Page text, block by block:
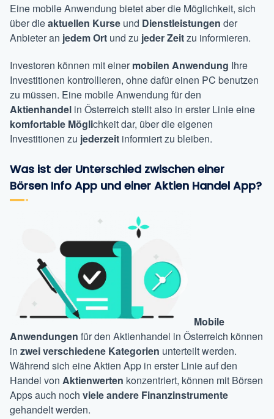
Eine mobile Anwendung bietet aber die Möglichkeit, sich
über dieaktuellen Kurse und Dienstleistungen der
Anbieter an jedem Ort und zu jeder Zeitzu informieren.
Investoren können mit einermobilen Anwendung Ihre
Investitionen kontrollieren, ohne dafür einen PC benutzen
zu müssen. Eine mobile Anwendung für den
Aktienhandel in Österreich stellt also in erster Linie eine
komfortable Möglichkeit dar, über die eigenen
Investitionen zu jederzeit informiert zu bleiben.
Was ist der Unterschied zwischen einer
Börsen Info App und einer Aktien Handel App?
Mobile
Anwendungen für den Aktienhandel in Österreich können
in zwei verschiedene Kategorien unterteilt werden.
Während sich eine Aktien App in erster Linie auf den
Handel von Aktienwerten konzentriert, können mit Börsen
Apps auch noch viele andere Finanzinstrumente
gehandelt werden.